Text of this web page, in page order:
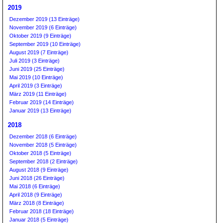
2019
Dezember 2019 (13 Einträge)
November 2019 (6 Einträge)
Oktober 2019 (9 Einträge)
September 2019 (10 Einträge)
August 2019 (7 Einträge)
Juli 2019 (3 Einträge)
Juni 2019 (25 Einträge)
Mai 2019 (10 Einträge)
April 2019 (3 Einträge)
März 2019 (11 Einträge)
Februar 2019 (14 Einträge)
Januar 2019 (13 Einträge)
2018
Dezember 2018 (6 Einträge)
November 2018 (5 Einträge)
Oktober 2018 (5 Einträge)
September 2018 (2 Einträge)
August 2018 (9 Einträge)
Juni 2018 (26 Einträge)
Mai 2018 (6 Einträge)
April 2018 (9 Einträge)
März 2018 (8 Einträge)
Februar 2018 (18 Einträge)
Januar 2018 (5 Einträge)